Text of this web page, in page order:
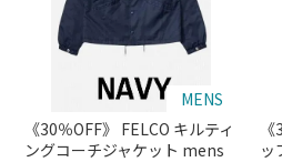
MENS
《30％OFF》 FELCO キルティ
ングコーチジャケット mens
ッ